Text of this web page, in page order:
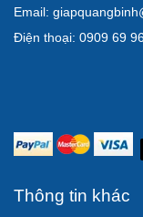
Email:
Điện thoại: 0909 69
Thông tin khác